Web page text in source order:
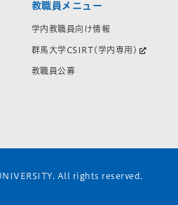
教職員メニュー
学内教職員向け情報
群馬大学CSIRT(学内専用)
教職員公募
All rights reserved.